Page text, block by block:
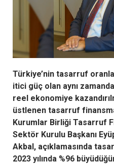
Türkiye’nin tasarruf
itici güç olan aynı
reel ekonomiye
üstlenen tasarruf
Kurumlar Birliği Tasarruf
Sektör Kurulu Başkanı
Akbal, açıklamasında
2023 yılında %96